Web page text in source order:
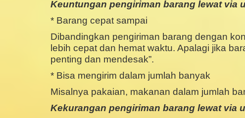
Keuntungan pengiriman barang lewat via
* Barang cepat sampai
Dibandingkan pengiriman barang dengan
lebih cepat dan hemat waktu. Apalagi jika
penting dan mendesak”.
* Bisa mengirim dalam jumlah banyak
Misalnya pakaian, makanan dalam jumlah
Kekurangan pengiriman barang lewat via